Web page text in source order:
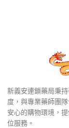
新義安連鎖藥局秉
度，與專業藥師團
安心的購物環境，
位服務。